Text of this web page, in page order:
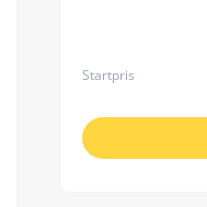
Startpris